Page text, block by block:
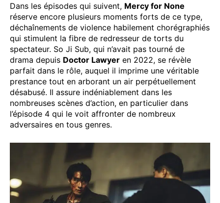
Dans les épisodes qui suivent, Mercy for None
réserve encore plusieurs moments forts de ce type,
déchaînements de violence habilement chorégraphiés
qui stimulent la fibre de redresseur de torts du
spectateur. So Ji Sub, qui n’avait pas tourné de
drama depuis Doctor Lawyer en 2022, se révèle
parfait dans le rôle, auquel il imprime une véritable
prestance tout en arborant un air perpétuellement
désabusé. Il assure indéniablement dans les
nombreuses scènes d’action, en particulier dans
l’épisode 4 qui le voit affronter de nombreux
adversaires en tous genres.